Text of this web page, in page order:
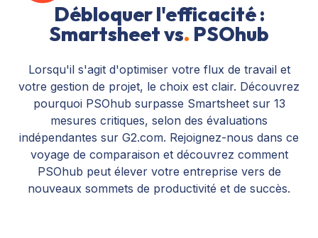
Débloquer l'efficacité :
Smartsheet vs. PSOhub
Lorsqu'il s'agit d'optimiser votre flux de travail et
votre gestion de projet, le choix est clair. Découvrez
pourquoi PSOhub surpasse Smartsheet sur 13
mesures critiques, selon des évaluations
indépendantes sur G2.com. Rejoignez-nous dans ce
voyage de comparaison et découvrez comment
PSOhub peut élever votre entreprise vers de
nouveaux sommets de productivité et de succès.